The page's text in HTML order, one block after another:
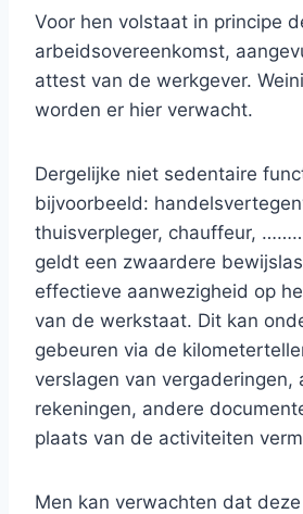
Voor hen volstaat in principe
arbeidsovereenkomst,
attest van de werkgever.
worden er hier verwacht.
Dergelijke niet sedentaire
bijvoorbeeld:
thuisverpleger, chauffeur,
geldt een zwaardere
effectieve aanwezigheid op
van de werkstaat. Dit kan
gebeuren via de
verslagen van vergaderingen,
rekeningen, andere
plaats van de activiteiten
Men kan verwachten dat